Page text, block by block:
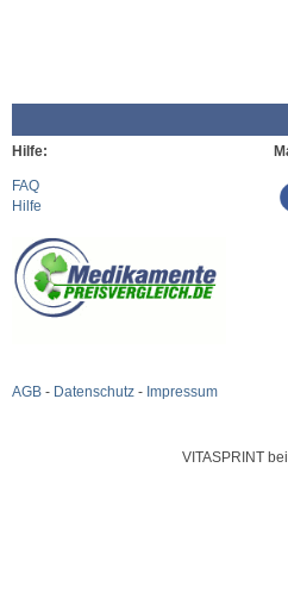
Hilfe:
FAQ
Hilfe
AGB - Datenschutz - Impressum
VITASPRINT